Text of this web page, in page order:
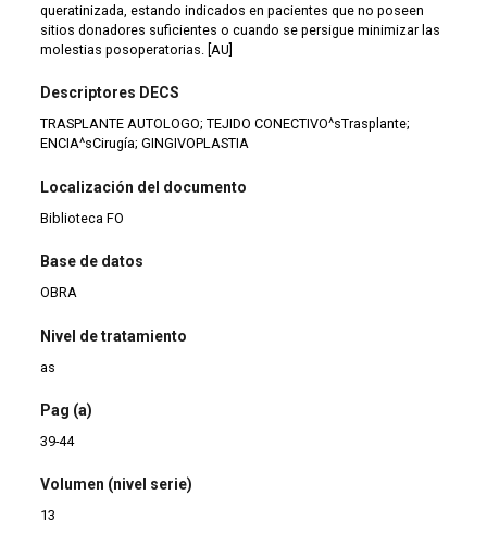
queratinizada, estando indicados en pacientes que no poseen
sitios donadores suficientes o cuando se persigue minimizar las
molestias posoperatorias. [AU]
Descriptores DECS
TRASPLANTE AUTOLOGO; TEJIDO CONECTIVO^sTrasplante;
ENCIA^sCirugía; GINGIVOPLASTIA
Localización del documento
Biblioteca FO
Base de datos
OBRA
Nivel de tratamiento
as
Pag (a)
39-44
Volumen (nivel serie)
13